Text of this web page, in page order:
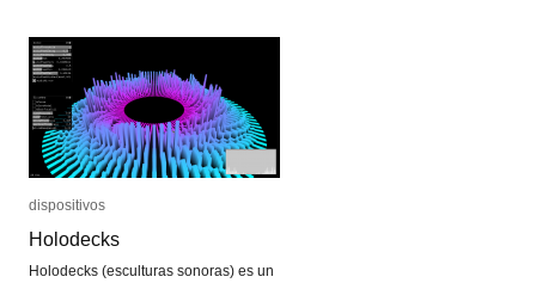
dispositivos
Holodecks
Holodecks (esculturas sonoras) es un
dispositivos
Holodecks